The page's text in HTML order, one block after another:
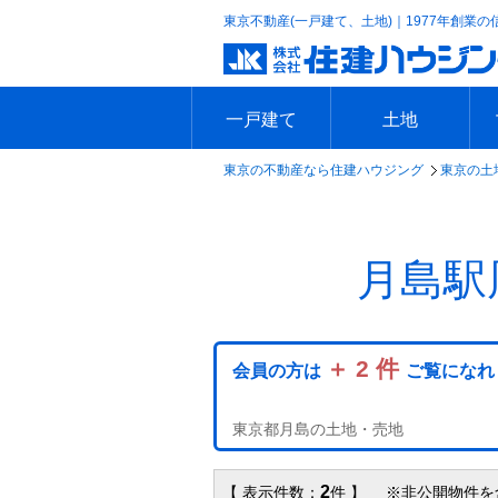
東京不動産(一戸建て、土地)｜1977年創業の
一戸建て
エリアで探す
沿線で探す
新築一戸建て
中古一戸建て
本日の新着物件
今週の新着物件
土地
エリアで探す
沿線で探す
本日の新着物件
今週の新着物件
東京の不動産なら住建ハウジング 東京の土
月島
会員の方は ＋ 2 件 ご覧にな
東京都月島の土地・売地
【 表示件数： 2件 】 ※非公開物件